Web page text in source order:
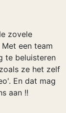
zovele
een team
te beluisteren
ze het zelf
En dat mag
aan !!